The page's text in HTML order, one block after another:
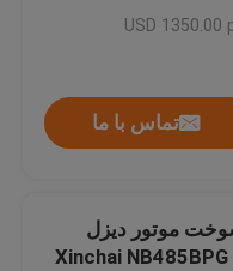
تماس با ما
موتور دیزل
Xinchai